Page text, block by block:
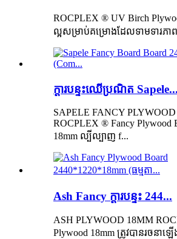
ROCPLEX ® UV Birch
ល្អសម្រាប់គម្រោងដែលទាមទារភា
ក្តារបន្ទះឈើប្រណិត Sapele...
SAPELE FANCY
ROCPLEX ® Fancy Plywood
18mm ល្បីល្បាញ f...
Ash Fancy ក្តារបន្ទះ 244...
ASH PLYWOOD 18MM
Plywood 18mm ត្រូវបានរចនាឡ